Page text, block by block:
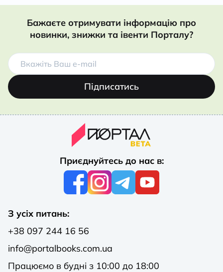
Бажаєте отримувати інформацію про
новинки, знижки та івенти Порталу?
Підписатись
Приєднуйтесь до нас в:
З усіх питань:
+38 097 244 16 56
info@portalbooks.com.ua
Працюємо в будні з 10:00 до 18:00